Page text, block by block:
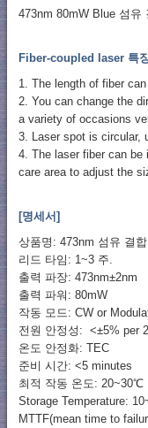
473nm 80mW Blue 섬유
Fiber-coupled laser 특
1. The length of fiber
2. You can change the
a variety of occasions
3. Laser spot is circular,
4. The laser fiber can
care area to adjust the
[명세서]
상품명: 473nm 섬유 결
리드 타임: 1~3 주.
출력 파장: 473nm±2nm
출력 파워: 80mW
작동 모드: CW or
전원 안정성: <±5% per
온도 안정화: TEC
준비 시간: <5 minutes
최적 작동 온도: 20~30℃
Storage Temperature:
MTTF(mean time to